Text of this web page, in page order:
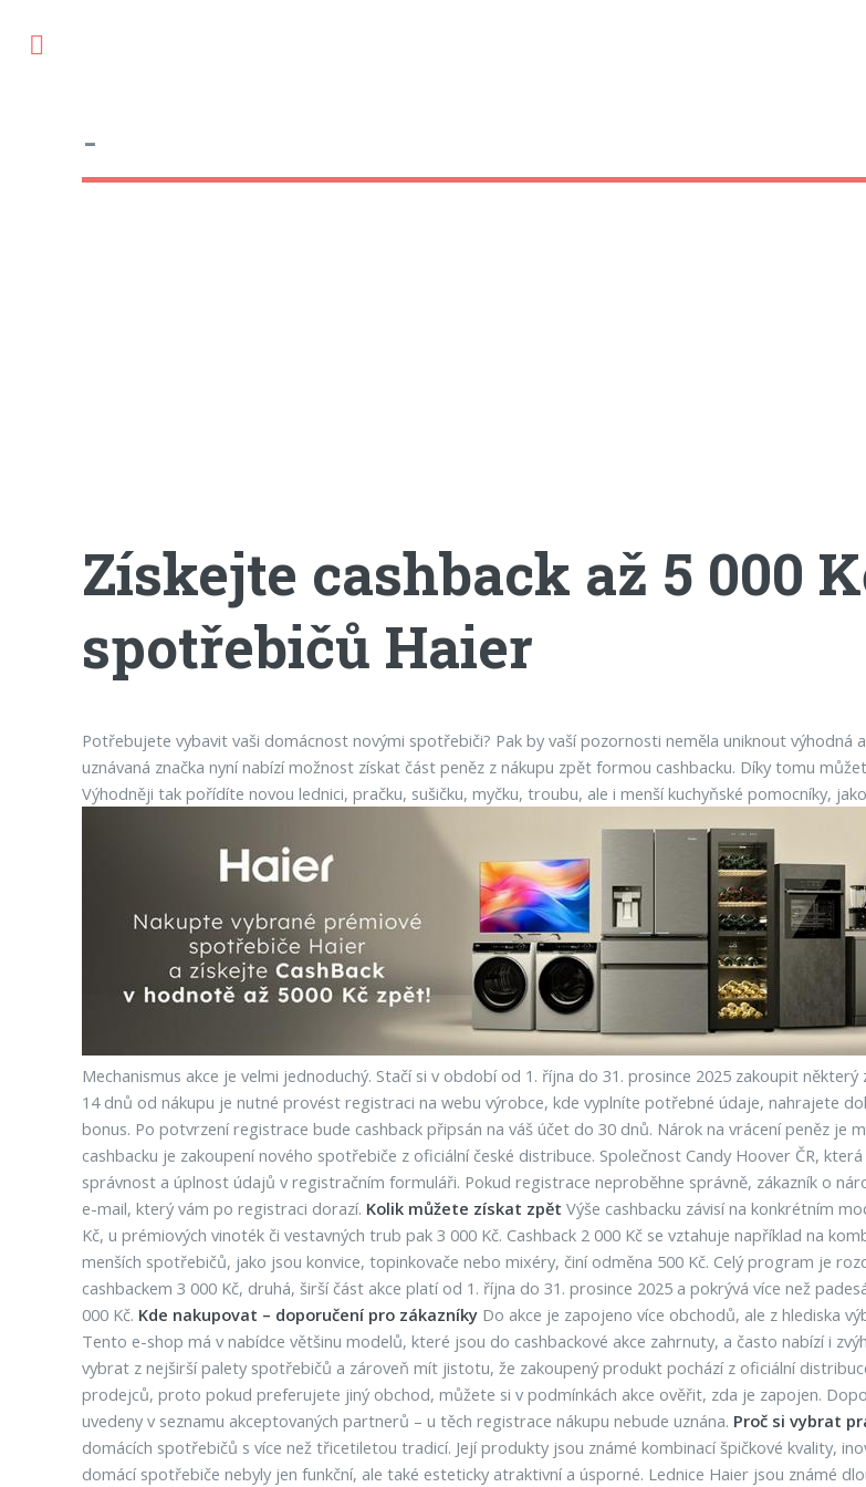
-
Získejte cashback až 5 000
spotřebičů Haier
Potřebujete vybavit vaši domácnost novými spotřebiči? Pak by vaší pozornosti neměla uniknout výhodná
uznávaná značka nyní nabízí možnost získat část peněz z nákupu zpět formou cashbacku. Díky tomu
Výhodněji tak pořídíte novou lednici, pračku, sušičku, myčku, troubu, ale i menší kuchyňské pomocníky,
Mechanismus akce je velmi jednoduchý. Stačí si v období od 1. října do 31. prosince 2025 zakoupit
14 dnů od nákupu je nutné provést registraci na webu výrobce, kde vyplníte potřebné údaje, nahrajete
bonus. Po potvrzení registrace bude cashback připsán na váš účet do 30 dnů. Nárok na vrácení peněz je
cashbacku je zakoupení nového spotřebiče z oficiální české distribuce. Společnost Candy Hoover ČR,
správnost a úplnost údajů v registračním formuláři. Pokud registrace neproběhne správně, zákazník o
e-mail, který vám po registraci dorazí. Kolik můžete získat zpět Výše cashbacku závisí na konkrétním
Kč, u prémiových vinoték či vestavných trub pak 3 000 Kč. Cashback 2 000 Kč se vztahuje například na
menších spotřebičů, jako jsou konvice, topinkovače nebo mixéry, činí odměna 500 Kč. Celý program je
cashbackem 3 000 Kč, druhá, širší část akce platí od 1. října do 31. prosince 2025 a pokrývá více než
000 Kč. Kde nakupovat – doporučení pro zákazníkyDo akce je zapojeno více obchodů, ale z hlediska
Tento e-shop má v nabídce většinu modelů, které jsou do cashbackové akce zahrnuty, a často nabízí i
vybrat z nejširší palety spotřebičů a zároveň mít jistotu, že zakoupený produkt pochází z oficiální
prodejců, proto pokud preferujete jiný obchod, můžete si v podmínkách akce ověřit, zda je zapojen.
uvedeny v seznamu akceptovaných partnerů – u těch registrace nákupu nebude uznána. Proč si vybrat
domácích spotřebičů s více než třicetiletou tradicí. Její produkty jsou známé kombinací špičkové kvality,
domácí spotřebiče nebyly jen funkční, ale také esteticky atraktivní a úsporné. Lednice Haier jsou známé